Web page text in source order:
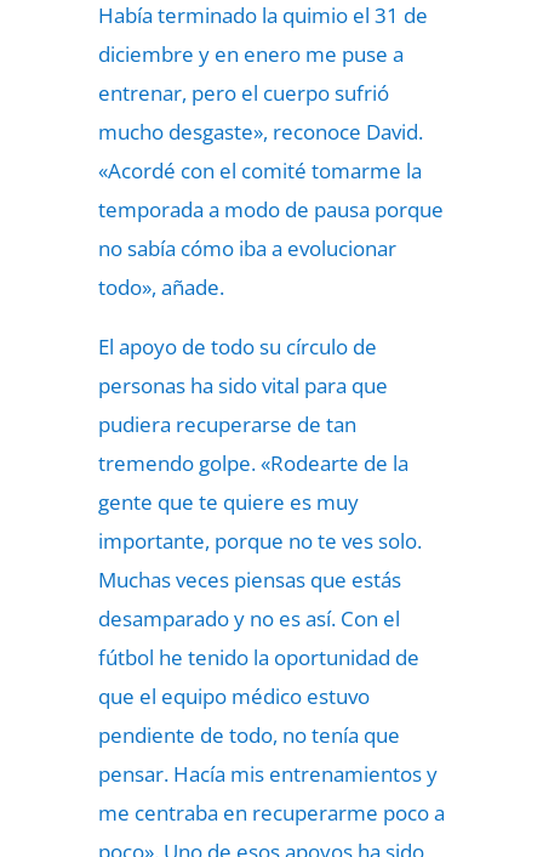
Había terminado la quimio el 31 de
diciembre y en enero me puse a
entrenar, pero el cuerpo sufrió
mucho desgaste», reconoce David.
«Acordé con el comité tomarme la
temporada a modo de pausa porque
no sabía cómo iba a evolucionar
todo», añade.
El apoyo de todo su círculo de
personas ha sido vital para que
pudiera recuperarse de tan
tremendo golpe. «Rodearte de la
gente que te quiere es muy
importante, porque no te ves solo.
Muchas veces piensas que estás
desamparado y no es así. Con el
fútbol he tenido la oportunidad de
que el equipo médico estuvo
pendiente de todo, no tenía que
pensar. Hacía mis entrenamientos y
me centraba en recuperarme poco a